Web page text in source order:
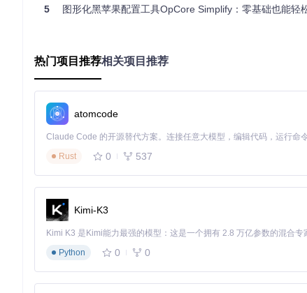
配置过程：高效便捷
错误处理：主动预警
传统方式：错误发生后才进行排查，耗时且困难。
硬件适配：广泛兼容
传统方式
第一步：生成硬件报告
操作口诀：插电开机，一键生成硬件报告。避坑要点：确保所
操作口诀：点击“检查兼容性”，等待系统自动分析硬件兼容性。
5 图形化黑苹果配置工具OpCore Simplify：零基础也能轻松
热门项目推荐相关项目推荐
atomcode
Rust
0 537
Kimi-K3
Python
0 0